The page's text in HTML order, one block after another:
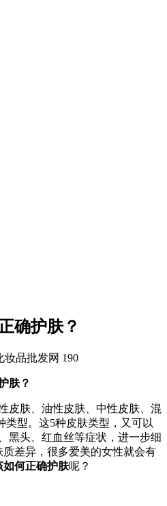
确护肤？
妆品批发网 190
肤？
肤、油性皮肤、中性皮肤、混
类型。这5种皮肤类型，又可以
黑头、红血丝等症状，进一步细
差异，很多爱美的女性就会有
如何正确护肤呢？